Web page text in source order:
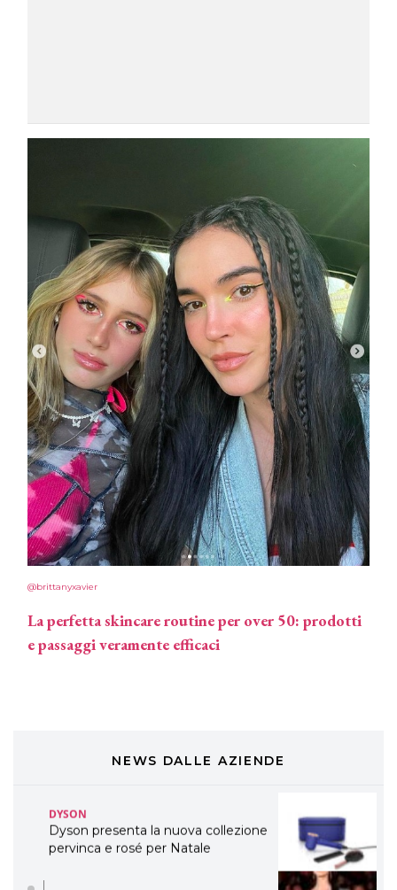
@brittanyxavier
La perfetta skincare routine per over 50: prodotti
e passaggi veramente efficaci
NEWS DALLE AZIENDE
Cosmprof Worldwide Bologna
presenta THE BEAUTY &
WELLNESS CONGRESS 2022: I
TEMI
DYSON
Dyson presenta la nuova collezione
pervinca e rosé per Natale
COTRIL
Continua la carrellata di look firmati
Cotril alla Festa del Cinema di Roma
TONI&GUY
A Natale regala una doppia
TONI&GUY “Feel Good Experience”!
TONI&GUY
LABEL.M lancia la sua innovativa ed
professionali
DAVINES
Davines presenta cofanetti beauty
WELLNESS CONGRESS 2022: I
DYSON
Dyson presenta la nuova collezione
pervinca e rosé per Natale